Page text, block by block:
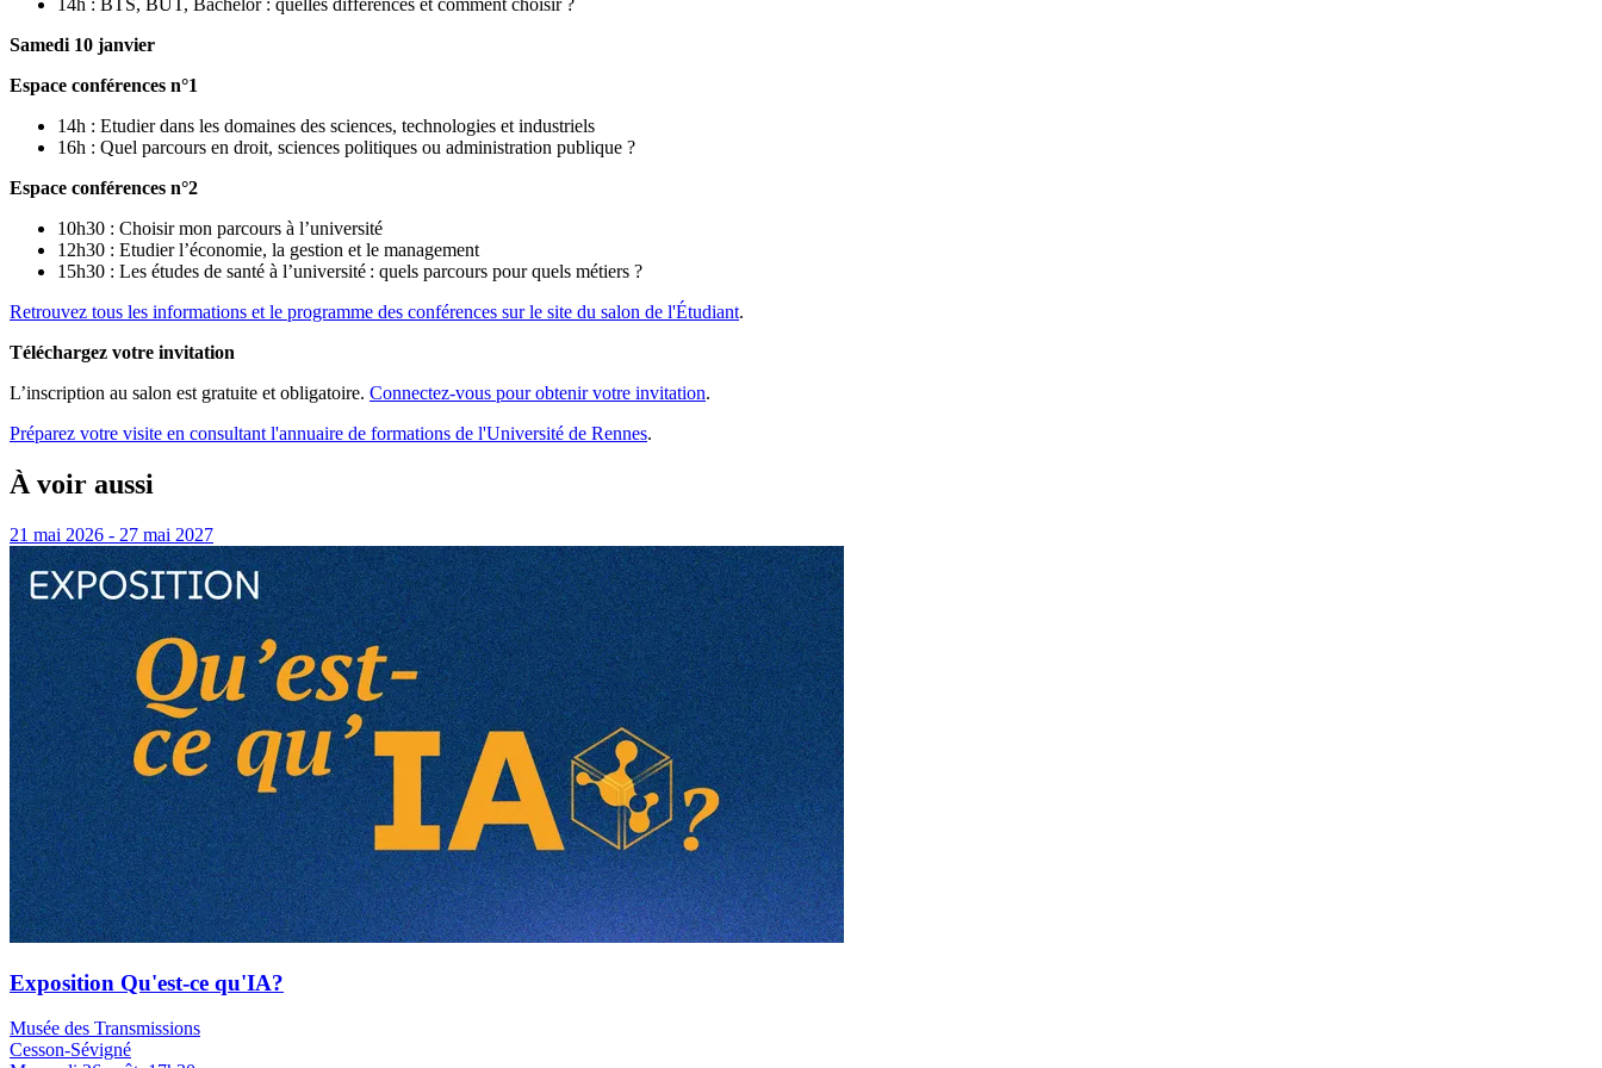
14h : BTS, BUT, Bachelor : quelles différences et comment choisir ?
Samedi 10 janvier
Espace conférences n°1
14h : Etudier dans les domaines des sciences, technologies et industriels
16h : Quel parcours en droit, sciences politiques ou administration publique ?
Espace conférences n°2
10h30 : Choisir mon parcours à l’université
12h30 : Etudier l’économie, la gestion et le management
15h30 : Les études de santé à l’université : quels parcours pour quels métiers ?
Retrouvez tous les informations et le programme des conférences sur le site du salon de l'Étudiant.
Téléchargez votre invitation
L’inscription au salon est gratuite et obligatoire. Connectez-vous pour obtenir votre invitation.
Préparez votre visite en consultant l'annuaire de formations de l'Université de Rennes.
À voir aussi
21 mai 2026 - 27 mai 2027
Exposition Qu'est-ce qu'IA?
Musée des Transmissions
Cesson-Sévigné